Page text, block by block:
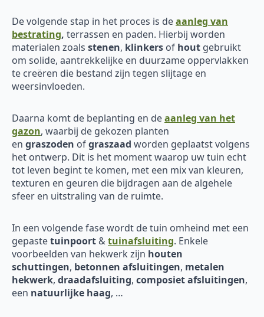
De volgende stap in het proces is deaanleg van
bestrating, terrassen en paden. Hierbij worden
materialen zoals stenen, klinkers of hout gebruikt
om solide, aantrekkelijke en duurzame oppervlakken
te creëren die bestand zijn tegen slijtage en
weersinvloeden.
Daarna komt de beplanting en deaanleg van het
gazon, waarbij de gekozen planten
en graszoden ofgraszaad worden geplaatst volgens
het ontwerp. Dit is het moment waarop uw tuin echt
tot leven begint te komen, met een mix van kleuren,
texturen en geuren die bijdragen aan de algehele
sfeer en uitstraling van de ruimte.
In een volgende fase wordt de tuin omheind met een
gepastetuinpoort &tuinafsluiting. Enkele
voorbeelden van hekwerk zijn houten
schuttingen, betonnen afsluitingen, metalen
hekwerk, draadafsluiting, composiet afsluitingen,
een natuurlijke haag, …